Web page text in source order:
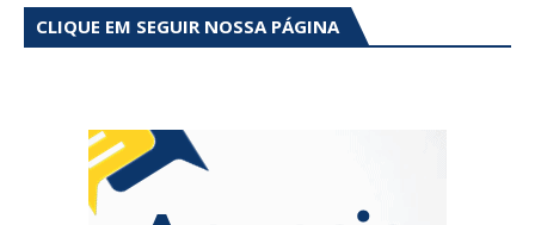
CLIQUE EM SEGUIR NOSSA PÁGINA